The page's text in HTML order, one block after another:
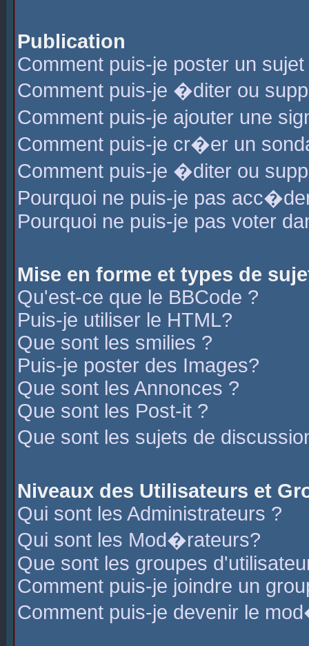
Publication
Comment puis-je poster un
Comment puis-je �diter ou
Comment puis-je ajouter une
Comment puis-je cr�er un
Comment puis-je �diter ou
Pourquoi ne puis-je pas
Pourquoi ne puis-je pas voter
Mise en forme et types de
Qu'est-ce que le BBCode ?
Puis-je utiliser le HTML?
Que sont les smilies ?
Puis-je poster des Images?
Que sont les Annonces ?
Que sont les Post-it ?
Que sont les sujets de
Niveaux des Utilisateurs et
Qui sont les Administrateurs ?
Qui sont les Mod�rateurs?
Que sont les groupes
Comment puis-je joindre un
Comment puis-je devenir le